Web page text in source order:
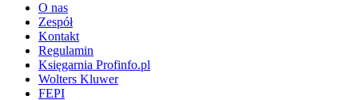
O nas
Zespół
Kontakt
Regulamin
Księgarnia Profinfo.pl
Wolters Kluwer
FEPI